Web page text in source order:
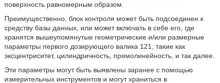
поверхность равномерным образом.
Преимущественно, блок контроля может быть подсоединен к
средству базы данных, или может включать в себе его, где
хранятся вышеупомянутые геометрические и/или размерные
параметры первого дозирующего валика 121, такие как
эксцентриситет, цилиндричность, прямолинейность, и так далее.
Эти параметры могут быть выявлены заранее с помощью
измерительных инструментов и могут храниться в